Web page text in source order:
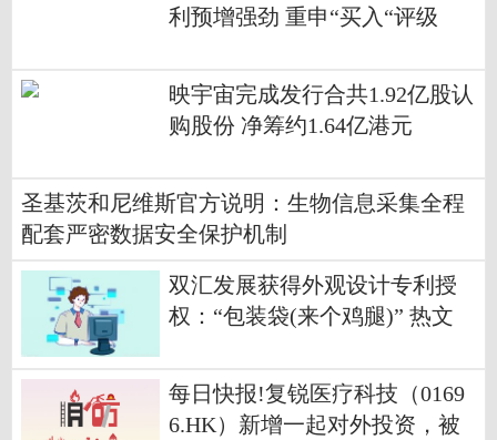
利预增强劲 重申“买入“评级
映宇宙完成发行合共1.92亿股认
购股份 净筹约1.64亿港元
圣基茨和尼维斯官方说明：生物信息采集全程
配套严密数据安全保护机制
双汇发展获得外观设计专利授
权：“包装袋(来个鸡腿)” 热文
每日快报!复锐医疗科技（0169
6.HK）新增一起对外投资，被